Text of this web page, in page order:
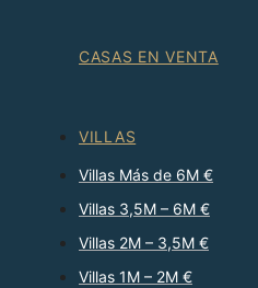
CASAS EN VENTA
VILLAS
Villas Más de 6M €
Villas 3,5M – 6M €
Villas 2M – 3,5M €
Villas 1M – 2M €